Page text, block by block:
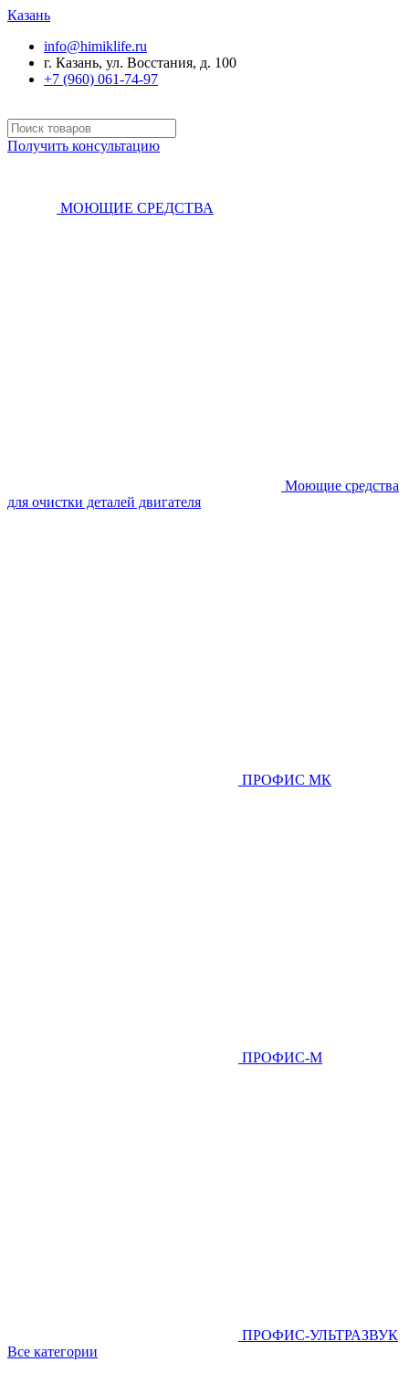
Казань
info@himiklife.ru
г. Казань, ул. Восстания, д. 100
+7 (960) 061-74-97
Получить консультацию
МОЮЩИЕ СРЕДСТВА
Моющие средства
для очистки деталей двигателя
ПРОФИС МК
ПРОФИС-М
ПРОФИС-УЛЬТРАЗВУК
Все категории